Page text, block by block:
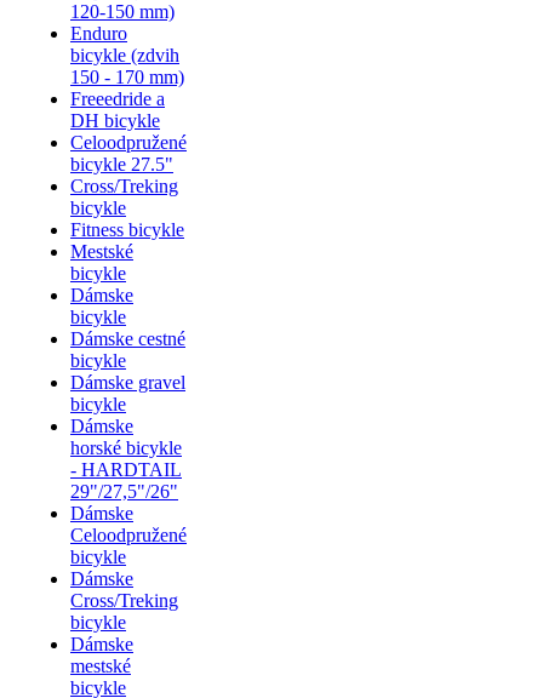
120-150 mm)
Enduro
bicykle (zdvih
150 - 170 mm)
Freeedride a
DH bicykle
Celoodpružené
bicykle 27.5"
Cross/Treking
bicykle
Fitness bicykle
Mestské
bicykle
Dámske
bicykle
Dámske cestné
bicykle
Dámske gravel
bicykle
Dámske
horské bicykle
- HARDTAIL
29"/27,5"/26"
Dámske
Celoodpružené
bicykle
Dámske
Cross/Treking
bicykle
Dámske
mestské
bicykle